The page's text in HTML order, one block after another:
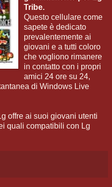
Tribe.
Questo cellulare come
sapete è dedicato
prevalentemente ai
giovani e a tutti coloro
che vogliono rimanere
in contatto con i propri
amici 24 ore su 24,
di Windows Live
offre ai suoi giovani utenti
quali compatibili con Lg